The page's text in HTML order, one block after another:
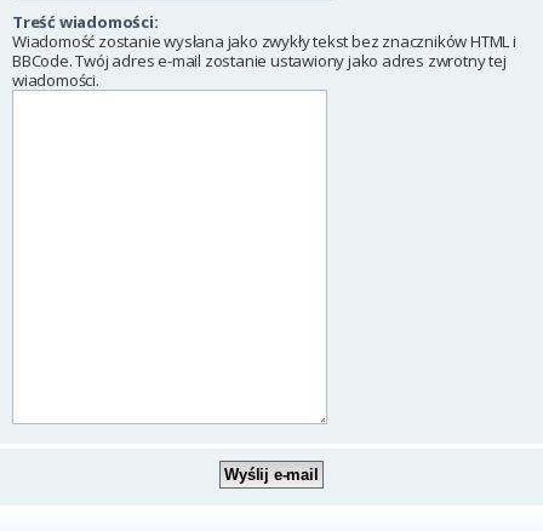
Treść wiadomości:
Wiadomość zostanie wysłana jako zwykły tekst bez znaczników HTML i
BBCode. Twój adres e-mail zostanie ustawiony jako adres zwrotny tej
wiadomości.